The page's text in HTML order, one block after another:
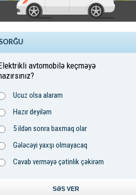
avtomobilə keçməyə
Ucuz olsa alaram
Hazır deyiləm
5 ildən sonra baxmaq olar
Gələcəyi yaxşı olmayacaq
Cavab verməyə çətinlik çəkirəm